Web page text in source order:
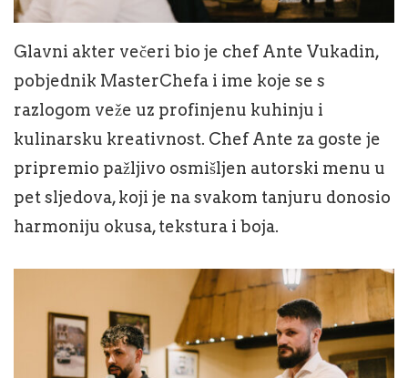
Glavni akter večeri bio je chef Ante Vukadin,
pobjednik MasterChefa i ime koje se s
razlogom veže uz profinjenu kuhinju i
kulinarsku kreativnost. Chef Ante za goste je
pripremio pažljivo osmišljen autorski menu u
pet sljedova, koji je na svakom tanjuru donosio
harmoniju okusa, tekstura i boja.